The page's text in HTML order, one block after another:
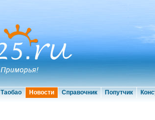
Таобао Новости Справочник Попутчик